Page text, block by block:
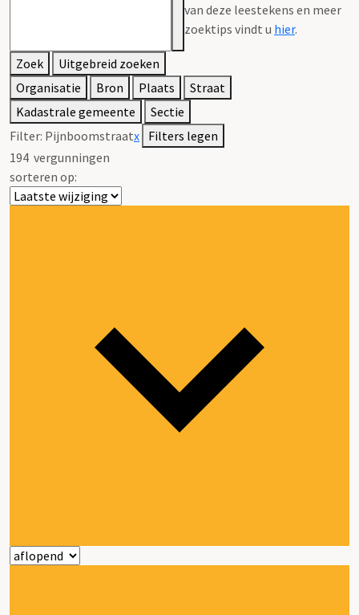
van deze leestekens en meer
zoektips vindt u hier.
Zoek
Uitgebreid zoeken
Organisatie
Bron Plaats
Straat
Kadastrale gemeente
Sectie
Filter: Pijnboomstraatx Filters legen
194 vergunningen
sorteren op: